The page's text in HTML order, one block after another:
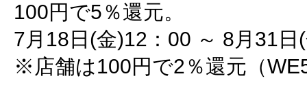
100円で5％還元。
7月18日(金)12：00 ～ 8月31
※店舗は100円で2％還元（